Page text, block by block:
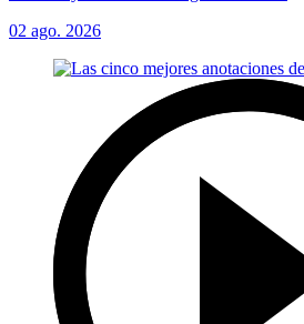
02 ago. 2026